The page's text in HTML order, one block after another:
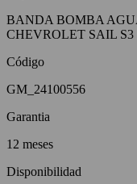
BANDA BOMBA
CHEVROLET SAIL S3
Código
GM_24100556
Garantia
12 meses
Disponibilidad